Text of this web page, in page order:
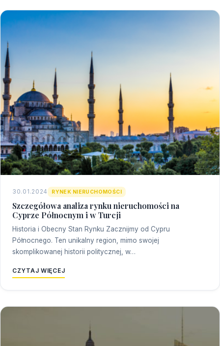
30.01.2024 RYNEK NIERUCHOMOŚCI
Szczegółowa analiza rynku nieruchomości na
Cyprze Północnym i w Turcji
Historia i Obecny Stan Rynku Zacznijmy od Cypru
Północnego. Ten unikalny region, mimo swojej
skomplikowanej historii politycznej, w…
CZYTAJ WIĘCEJ